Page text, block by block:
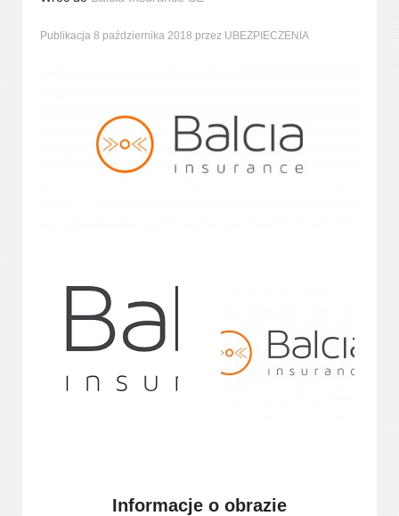
Publikacja 8 października 2018 przez UBEZPIECZENIA
Informacje o obrazie